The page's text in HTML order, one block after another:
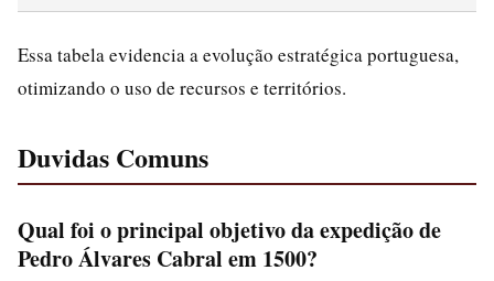
Essa tabela evidencia a evolução estratégica portuguesa,
otimizando o uso de recursos e territórios.
Duvidas Comuns
Qual foi o principal objetivo da expedição de
Pedro Álvares Cabral em 1500?